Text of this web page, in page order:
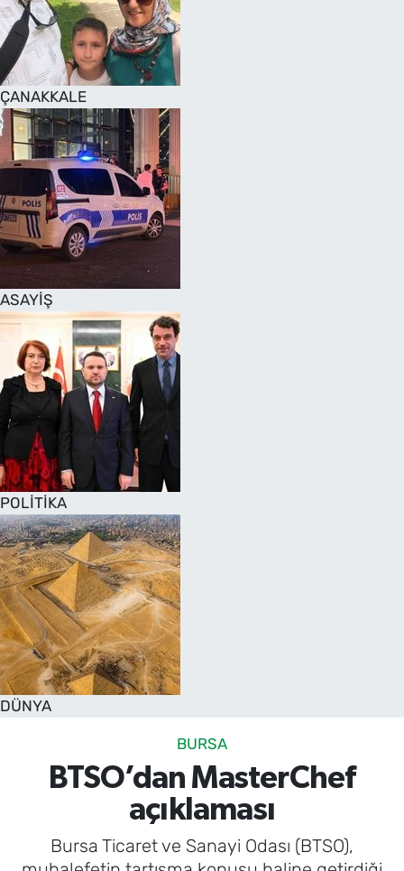
ÇANAKKALE
ASAYİŞ
POLİTİKA
DÜNYA
BURSA
BTSO’dan MasterChef
açıklaması
Bursa Ticaret ve Sanayi Odası (BTSO),
SAĞLIK
TV REHBERİ